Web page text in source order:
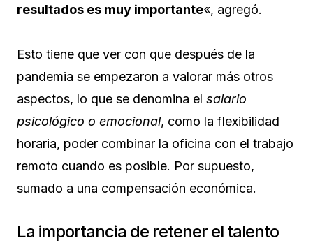
resultados es muy importante«, agregó.
Esto tiene que ver con que después de la
pandemia se empezaron a valorar más otros
aspectos, lo que se denomina el salario
psicológico o emocional, como la flexibilidad
horaria, poder combinar la oficina con el trabajo
remoto cuando es posible. Por supuesto,
sumado a una compensación económica.
La importancia de retener el talento